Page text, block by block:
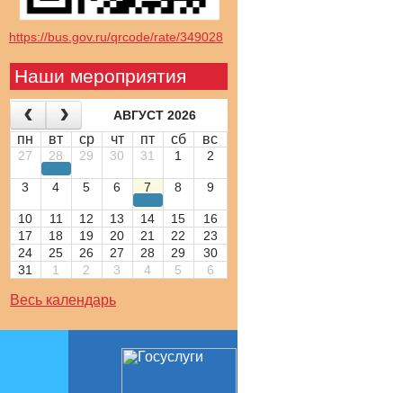
https://bus.gov.ru/qrcode/rate/349028
Наши мероприятия
АВГУСТ 2026
пн вт ср чт пт сб вс
27 28 29 30 31 1 2
3 4 5 6 7 8 9
10 11 12 13 14 15
16
17
18 19 20 21 22
23
24
25 26 27 28 29
30
31
1 2 3 4 5 6
Весь календарь